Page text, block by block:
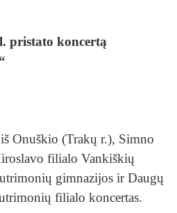
pristato koncertą
Onuškio (Trakų r.), Simno
filialo Vankiškių
gimnazijos ir Daugų
filialo koncertas.